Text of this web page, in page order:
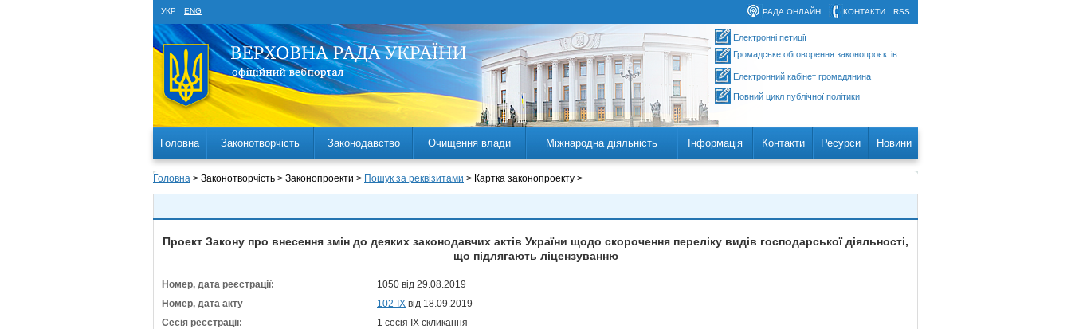
УКР ENG RSS
КОНТАКТИ
РАДА ОНЛАЙН
Електронні петиції
Громадське обговорення законопроєктів
Електронний кабінет громадянина
Повний цикл публічної політики
Головна Законотворчість Законодавство Очищення влади Міжнародна діяльність Інформація Контакти Ресурси Новини
Головна > Законотворчість > Законопроекти > Пошук за реквізитами > Картка законопроекту >
Проект Закону про внесення змін до деяких законодавчих актів України щодо скорочення переліку видів господарської діяльності,
що підлягають ліцензуванню
Номер, дата реєстрації:
1050 від 29.08.2019
Номер, дата акту
102-IX від 18.09.2019
Сесія реєстрації:
1 сесія IX скликання